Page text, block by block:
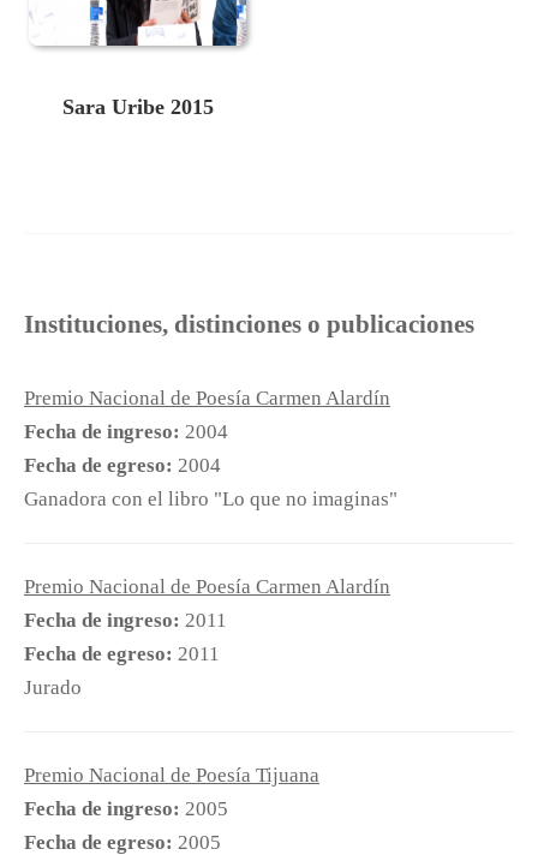
Sara Uribe 2015
Instituciones, distinciones o publicaciones
Premio Nacional de Poesía Carmen Alardín
Fecha de ingreso: 2004
Fecha de egreso: 2004
Ganadora con el libro "Lo que no imaginas"
Premio Nacional de Poesía Carmen Alardín
Fecha de ingreso: 2011
Fecha de egreso: 2011
Jurado
Premio Nacional de Poesía Tijuana
Fecha de ingreso: 2005
Fecha de egreso: 2005